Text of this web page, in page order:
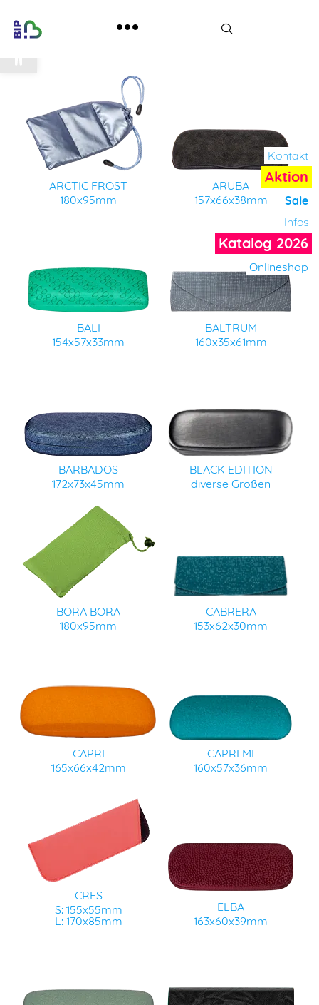
Werkzeugleiste öffnen
Kontakt
Aktion
Sale
Infos
Katalog 2026
Onlineshop
ARCTIC FROST
180x95mm
ARUBA
157x66x38mm
BALI
154x57x33mm
BALTRUM
160x35x61mm
BARBADOS
172x73x45mm
BLACK EDITION
diverse Größen
BORA BORA
180x95mm
CABRERA
153x62x30mm
CAPRI
165x66x42mm
CAPRI MI
160x57x36mm
CRES
S: 155x55mm
L: 170x85mm
ELBA
163x60x39mm